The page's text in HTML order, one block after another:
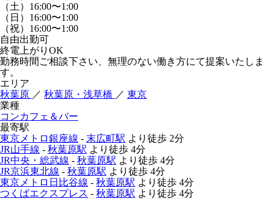
（土）16:00〜1:00
（日）16:00〜1:00
（祝）16:00〜1:00
自由出勤可
終電上がりOK
勤務時間ご相談下さい、無理のない働き方にて提案いたしま
す。
エリア
秋葉原 ／ 秋葉原・浅草橋 ／ 東京
業種
コンカフェ＆バー
最寄駅
東京メトロ銀座線 - 末広町駅 より徒歩 2分
JR山手線 - 秋葉原駅 より徒歩 4分
JR中央・総武線 - 秋葉原駅 より徒歩 4分
JR京浜東北線 - 秋葉原駅 より徒歩 4分
東京メトロ日比谷線 - 秋葉原駅 より徒歩 4分
つくばエクスプレス - 秋葉原駅 より徒歩 4分